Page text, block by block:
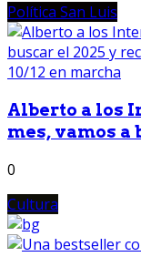
Política San Luis
Alberto a los
mes, vamos a
0
Cultura